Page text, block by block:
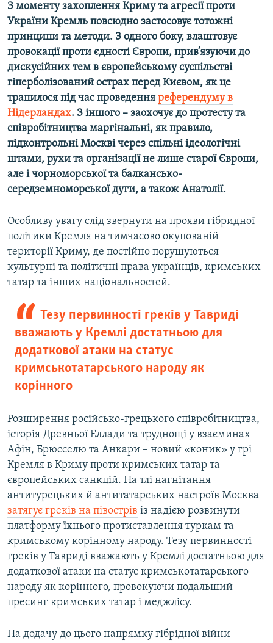
З моменту захоплення Криму та агресії проти
України Кремль повсюдно застосовує тотожні
принципи та методи. З одного боку, влаштовує
провокації проти єдності Європи, прив’язуючи до
дискусійних тем в європейському суспільстві
гіперболізований острах перед Києвом, як це
трапилося під час проведення референдуму в
Нідерландах. З іншого – заохочує до протесту та
співробітництва маргінальні, як правило,
підконтрольні Москві через спільні ідеологічні
штами, рухи та організації не лише старої Європи,
але і чорноморської та балкансько-
середземноморської дуги, а також Анатолії.
Особливу увагу слід звернути на прояви гібридної
політики Кремля на тимчасово окупованій
території Криму, де постійно порушуються
культурні та політичні права українців, кримських
татар та інших національностей.
Тезу первинності греків у Тавриді
вважають у Кремлі достатньою для
додаткової атаки на статус
кримськотатарського народу як
корінного
Розширення російсько-грецького співробітництва,
історія Древньої Еллади та труднощі у взаєминах
Афін, Брюсселю та Анкари – новий «коник» у грі
Кремля в Криму проти кримських татар та
європейських санкцій. На тлі нагнітання
антитурецьких й антитатарських настроїв Москва
затягує греків на півострів із надією розвинути
платформу їхнього протиставлення туркам та
кримському корінному народу. Тезу первинності
греків у Тавриді вважають у Кремлі достатньою для
додаткової атаки на статус кримськотатарського
народу як корінного, провокуючи подальший
пресинг кримських татар і меджлісу.
На додачу до цього напрямку гібрідної війни